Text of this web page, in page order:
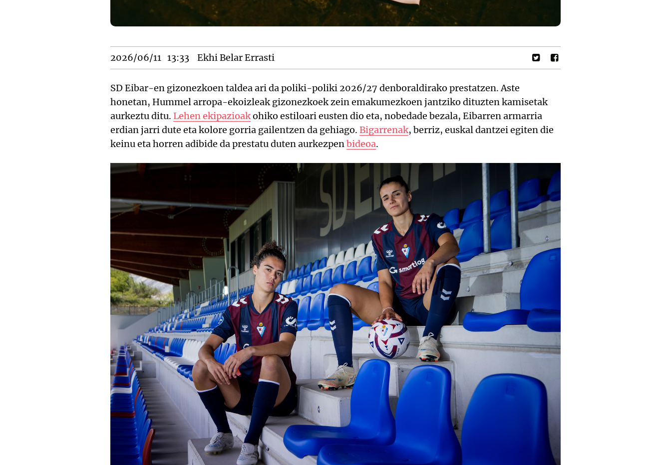
2026/06/11 13:33 Ekhi Belar Errasti
SD Eibar-en gizonezkoen taldea ari da poliki-poliki 2026/27 denboraldirako prestatzen. Aste
honetan, Hummel arropa-ekoizleak gizonezkoek zein emakumezkoen jantziko dituzten kamisetak
aurkeztu ditu. Lehen ekipazioakohiko estiloari eusten dio eta, nobedade bezala, Eibarren armarria
erdian jarri dute eta kolore gorria gailentzen da gehiago. Bigarrenak, berriz, euskal dantzei egiten die
keinu eta horren adibide da prestatu duten aurkezpenbideoa.